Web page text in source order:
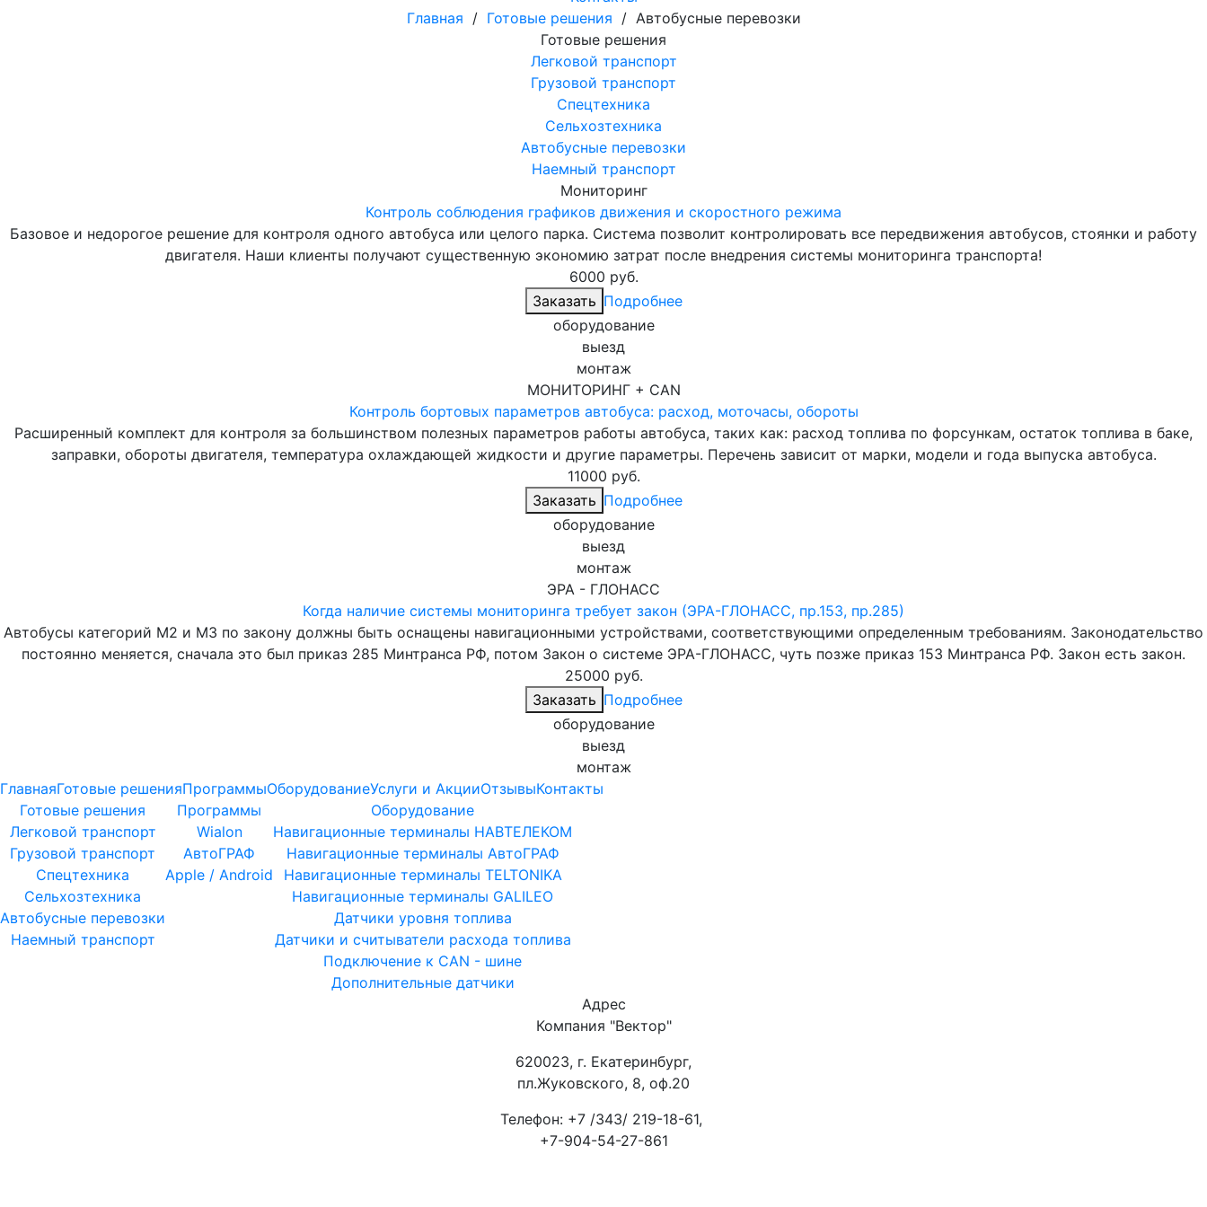
Главная / Готовые решения / Автобусные перевозки
Готовые решения
Легковой транспорт
Грузовой транспорт
Спецтехника
Сельхозтехника
Автобусные перевозки
Наемный транспорт
Мониторинг
Контроль соблюдения графиков движения и скоростного режима
Базовое и недорогое решение для контроля одного автобуса или целого парка. Система позволит контролировать все передвижения автобусов, стоянки и работу
двигателя. Наши клиенты получают существенную экономию затрат после внедрения системы мониторинга транспорта!
6000 руб.
Заказать Подробнее
оборудование
выезд
монтаж
МОНИТОРИНГ + CAN
Контроль бортовых параметров автобуса: расход, моточасы, обороты
Расширенный комплект для контроля за большинством полезных параметров работы автобуса, таких как: расход топлива по форсункам, остаток топлива в баке,
заправки, обороты двигателя, температура охлаждающей жидкости и другие параметры. Перечень зависит от марки, модели и года выпуска автобуса.
11000 руб.
Заказать Подробнее
оборудование
выезд
монтаж
ЭРА - ГЛОНАСС
Когда наличие системы мониторинга требует закон (ЭРА-ГЛОНАСС, пр.153, пр.285)
Автобусы категорий М2 и М3 по закону должны быть оснащены навигационными устройствами, соответствующими определенным требованиям. Законодательство
постоянно меняется, сначала это был приказ 285 Минтранса РФ, потом Закон о системе ЭРА-ГЛОНАСС, чуть позже приказ 153 Минтранса РФ. Закон есть закон.
25000 руб.
Заказать Подробнее
оборудование
выезд
монтаж
ГлавнаяГотовые решенияПрограммыОборудованиеУслуги и АкцииОтзывыКонтакты
Готовые решения
Легковой транспорт
Грузовой транспорт
Спецтехника
Сельхозтехника
Автобусные перевозки
Наемный транспорт
Программы
Wialon
АвтоГРАФ
Apple / Android
Оборудование
Навигационные терминалы НАВТЕЛЕКОМ
Навигационные терминалы АвтоГРАФ
Навигационные терминалы TELTONIKA
Навигационные терминалы GALILEO
Датчики уровня топлива
Датчики и считыватели расхода топлива
Подключение к CAN - шине
Дополнительные датчики
Адрес
Компания "Вектор"
620023, г. Екатеринбург,
пл.Жуковского, 8, оф.20
Телефон: +7 /343/ 219-18-61,
+7-904-54-27-861